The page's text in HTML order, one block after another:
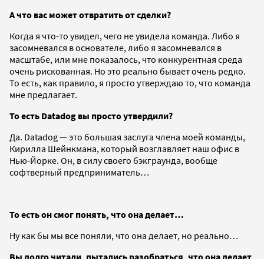
А что вас может отвратить от сделки?
Когда я что-то увидел, чего не увидела команда. Либо я
засомневался в основателе, либо я засомневался в
масштабе, или мне показалось, что конкурентная среда
очень рискованная. Но это реально бывает очень редко.
То есть, как правило, я просто утверждаю то, что команда
мне предлагает.
То есть Datadog вы просто утвердили?
Да. Datadog — это большая заслуга члена моей команды,
Кирилла Шейнкмана, который возглавляет наш офис в
Нью-Йорке. Он, в силу своего бэкграунда, вообще
софтверный предприниматель…
То есть он смог понять, что она делает…
Ну как бы мы все поняли, что она делает, но реально…
Вы долго читали, пытались разобраться, что она делает,